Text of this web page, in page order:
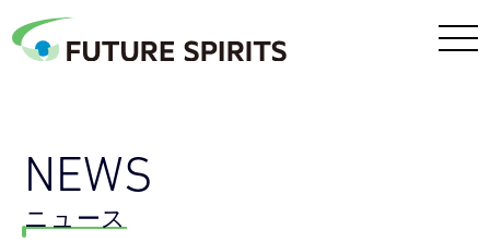
NEWS
ニュース